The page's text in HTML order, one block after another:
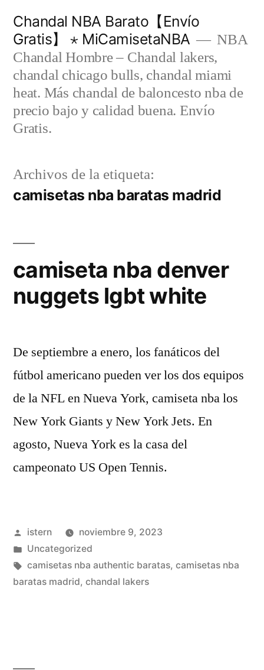
contenido
Chandal NBA Barato【Envío
Gratis】 ⋆ MiCamisetaNBA
NBA
Chandal Hombre – Chandal lakers,
chandal chicago bulls, chandal miami
heat. Más chandal de baloncesto nba de
precio bajo y calidad buena. Envío
Gratis.
Archivos de la etiqueta:
camisetas nba baratas madrid
camiseta nba denver
nuggets lgbt white
De septiembre a enero, los fanáticos del
fútbol americano pueden ver los dos equipos
de la NFL en Nueva York, camiseta nba los
New York Giants y New York Jets. En
agosto, Nueva York es la casa del
campeonato US Open Tennis.
Publicado
por
istern
noviembre 9, 2023
Publicado
en
Uncategorized
Etiquetas:
camisetas nba authentic baratas, camisetas nba
baratas madrid, chandal lakers